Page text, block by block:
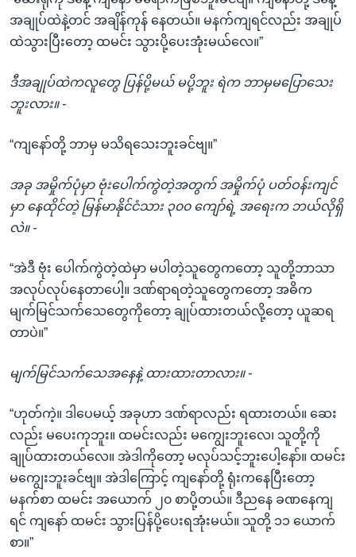
အချုပ်ထဲနဲ့တင် အချိန်ကုန် နေတယ်။ မနက်ကျရင်လည်း အချုပ်
ထဲသွားပြီးတော့ ထမင်း သွားပို့ပေးအုံးမယ်လေ။”
ဒီအချုပ်ထဲကလူတွေ ပြန်ပို့မယ် မပို့ဘူး ရဲက ဘာမှမပြောသေး
ဘူးလား။ -
“ကျနော်တို့ ဘာမှ မသိရသေးဘူးခင်ဗျ။”
အခု အမှိုက်ပုံမှာ ဗုံးပေါက်ကွဲတဲ့အတွက် အမှိုက်ပုံ ပတ်ဝန်းကျင်
မှာ နေထိုင်တဲ့ မြန်မာနိုင်ငံသား ၃၀၀ ကျော်ရဲ့ အရေးက ဘယ်လိုရှိ
လဲ။ -
“အဲဒီ ဗုံး ပေါက်ကွဲတဲ့ထဲမှာ မပါတဲ့သူတွေကတော့ သူတို့ဘာသာ
အလုပ်လုပ်နေတာပေါ့။ ဒဏ်ရာရတဲ့သူတွေကတော့ အဓိက
မျက်မြင်သက်သေတွေကိုတော့ ချုပ်ထားတယ်လို့တော့ ယူဆရ
တာပဲ။”
မျက်မြင်သက်သေအနေနဲ့ ထားထားတာလား။ -
“ဟုတ်ကဲ့။ ဒါပေမယ့် အခုဟာ ဒဏ်ရာလည်း ရထားတယ်။ ဆေး
လည်း မပေးကုဘူး။ ထမင်းလည်း မကျွေးဘူးလေ၊ သူတို့ကို
ချုပ်ထားတယ်လေ။ အဲဒါကိုတော့ မလုပ်သင့်ဘူးပေါ့နော်။ ထမင်း
မကျွေးဘူးခင်ဗျ။ အဲဒါကြောင့် ကျနော်တို့ ရုံးကနေပြီးတော့
မနက်စာ ထမင်း အယောက် ၂၀ စာပို့တယ်။ ဒီညနေ ခဏနေကျ
ရင် ကျနော် ထမင်း သွားပြန်ပို့ပေးရအုံးမယ်။ သူတို့ ၁၁ ယောက်
စာ။”